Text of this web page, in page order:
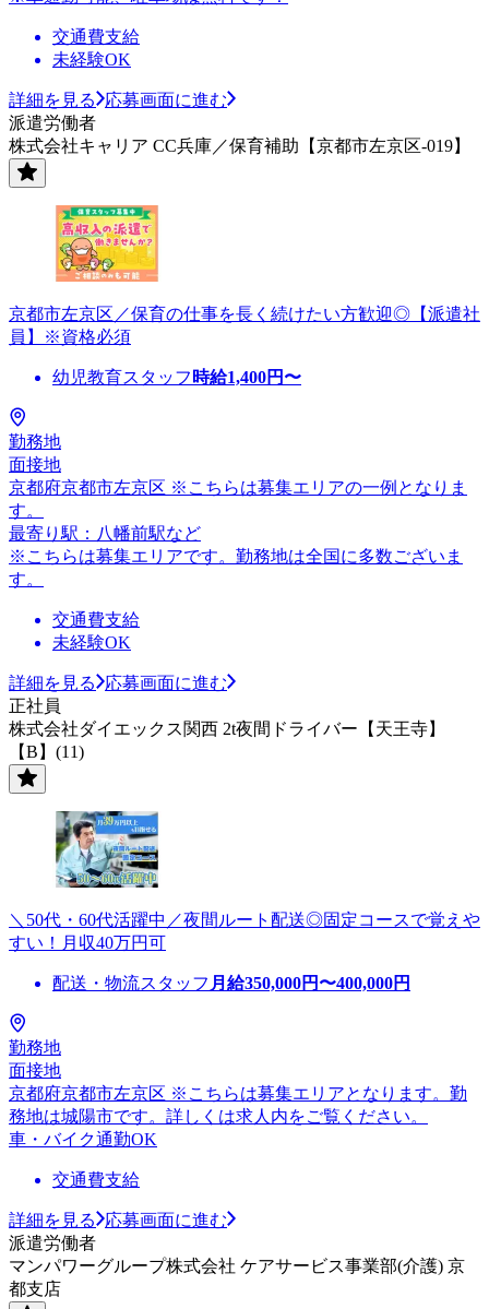
交通費支給
未経験OK
詳細を見る
応募画面に進む
派遣労働者
株式会社キャリア CC兵庫／保育補助【京都市左京区-019】
京都市左京区／保育の仕事を長く続けたい方歓迎◎【派遣社
員】※資格必須
幼児教育スタッフ 時給1,400円〜
勤務地
面接地
京都府京都市左京区 ※こちらは募集エリアの一例となりま
す。
最寄り駅：八幡前駅など
※こちらは募集エリアです。勤務地は全国に多数ございま
す。
交通費支給
未経験OK
詳細を見る
応募画面に進む
正社員
株式会社ダイエックス関西 2t夜間ドライバー【天王寺】
【B】(11)
＼50代・60代活躍中／夜間ルート配送◎固定コースで覚えや
すい！月収40万円可
配送・物流スタッフ 月給350,000円〜400,000円
勤務地
面接地
京都府京都市左京区 ※こちらは募集エリアとなります。勤
務地は城陽市です。詳しくは求人内をご覧ください。
車・バイク通勤OK
交通費支給
詳細を見る
応募画面に進む
派遣労働者
マンパワーグループ株式会社 ケアサービス事業部(介護) 京
都支店